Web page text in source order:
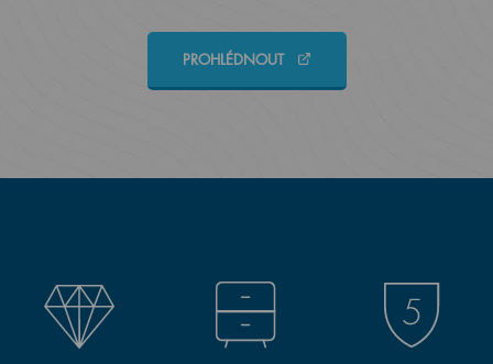
PROHLÉDNOUT